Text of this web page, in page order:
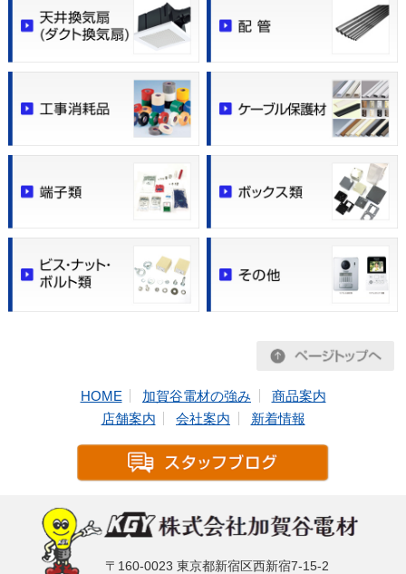
HOME 加賀谷電材の強み
商品案内
店舗案内
会社案内 新着情報
〒160-0023 東京都新宿区西新宿7-15-2